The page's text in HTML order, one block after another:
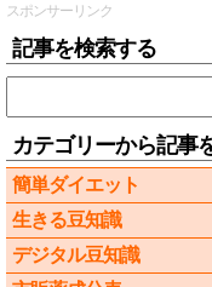
スポンサーリンク
記事を検索する
カテゴリーから記事
簡単ダイエット
生きる豆知識
デジタル豆知識